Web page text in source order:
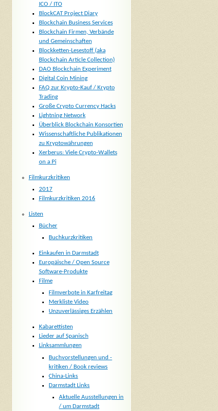
ICO / ITO
BlockCAT Project Diary
Blockchain Business Services
Blockchain Firmen, Verbände
und Gemeinschaften
Blockketten-Lesestoff (aka
Blockchain Article Collection)
DAO Blockchain Experiment
Digital Coin Mining
FAQ zur Krypto-Kauf / Krypto
Trading
Große Crypto Currency Hacks
Lightning Network
Überblick Blockchain Konsortien
Wissenschaftliche Publikationen
zu Kryptowährungen
Xerberus: Viele Crypto-Wallets
on a Pi
Filmkurzkritiken
2017
Filmkurzkritiken 2016
Listen
Bücher
Buchkurzkritiken
Einkaufen in Darmstadt
Europäische / Open Source
Software-Produkte
Filme
Filmverbote in Karfreitag
Merkliste Video
Unzuverlässiges Erzählen
Kabarettisten
Lieder auf Spanisch
Linksammlungen
Buchvorstellungen und -
kritiken / Book reviews
China-Links
Darmstadt Links
Aktuelle Ausstellungen in
/ um Darmstadt